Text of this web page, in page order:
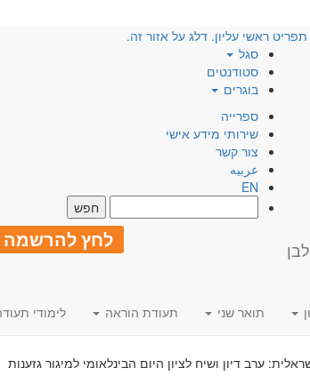
תפריט ראשי עליון. דלג על אזור זה.
סגל
סטודנטים
בוגרים
ספרייה
שירותי מידע אישי
צור קשר
عربيه
EN
לחץ להרשמה
תואר שני תעודת הוראה לימודי
ערב דיון ושיח לציון היום הבינלאומי למיגור גזענות